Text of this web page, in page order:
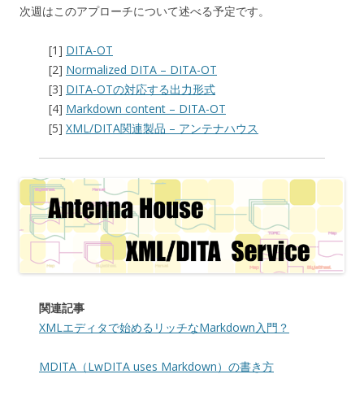
次週はこのアプローチについて述べる予定です。
[1] DITA-OT
[2] Normalized DITA – DITA-OT
[3] DITA-OTの対応する出力形式
[4] Markdown content – DITA-OT
[5] XML/DITA関連製品 – アンテナハウス
関連記事
XMLエディタで始めるリッチなMarkdown入門？
MDITA（LwDITA uses Markdown）の書き方